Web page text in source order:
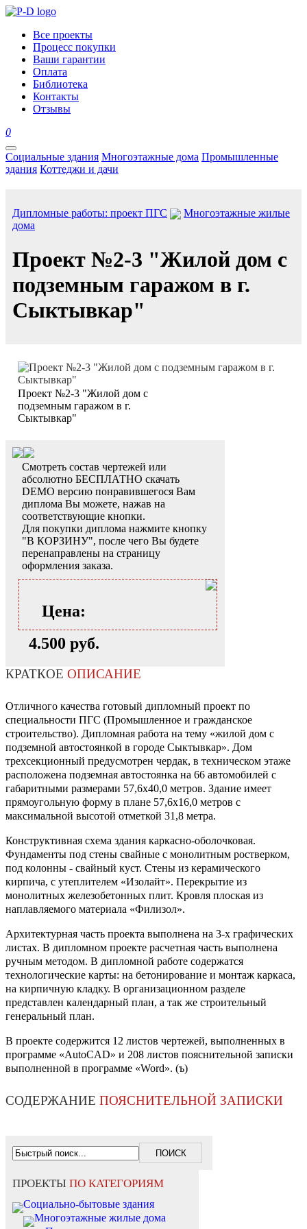
Все проекты
Процесс покупки
Ваши гарантии
Оплата
Библиотека
Контакты
Отзывы
0
Социальные здания Многоэтажные дома Промышленные
здания Коттеджи и дачи
Дипломные работы: проект ПГС
Многоэтажные жилые
дома
Проект №2-3 "Жилой дом с
подземным гаражом в г.
Сыктывкар"
Проект №2-3 "Жилой дом с
подземным гаражом в г.
Сыктывкар"
Смотреть состав чертежей или
абсолютно БЕСПЛАТНО скачать
DEMO версию понравившегося Вам
диплома Вы можете, нажав на
соответствующие кнопки.
Для покупки диплома нажмите кнопку
"В КОРЗИНУ", после чего Вы будете
перенаправлены на страницу
оформления заказа.
Цена:
4.500 руб.
КРАТКОЕ ОПИСАНИЕ
Отличного качества готовый дипломный проект по
специальности ПГС (Промышленное и гражданское
строительство). Дипломная работа на тему «жилой дом с
подземной автостоянкой в городе Сыктывкар». Дом
трехсекционный предусмотрен чердак, в техническом этаже
расположена подземная автостоянка на 66 автомобилей с
габаритными размерами 57,6х40,0 метров. Здание имеет
прямоугольную форму в плане 57,6х16,0 метров с
максимальной высотой отметкой 31,8 метра.
Конструктивная схема здания каркасно-оболочковая.
Фундаменты под стены свайные с монолитным ростверком,
под колонны - свайный куст. Стены из керамического
кирпича, с утеплителем «Изолайт». Перекрытие из
монолитных железобетонных плит. Кровля плоская из
наплавляемого материала «Филизол».
Архитектурная часть проекта выполнена на 3-х графических
листах. В дипломном проекте расчетная часть выполнена
ручным методом. В дипломной работе содержатся
технологические карты: на бетонирование и монтаж каркаса,
на кирпичную кладку. В организационном разделе
представлен календарный план, а так же строительный
генеральный план.
В проекте содержится 12 листов чертежей, выполненных в
программе «AutoCAD» и 208 листов пояснительной записки
выполненной в программе «Word». (ъ)
СОДЕРЖАНИЕ ПОЯСНИТЕЛЬНОЙ ЗАПИСКИ
ПРОЕКТЫ ПО КАТЕГОРИЯМ
Социально-бытовые здания
Многоэтажные жилые дома